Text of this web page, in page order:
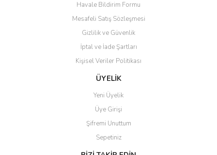
Havale Bildirim Formu
Mesafeli Satış Sözleşmesi
Gizlilik ve Güvenlik
İptal ve İade Şartları
Kişisel Veriler Politikası
ÜYELİK
Yeni Üyelik
Üye Girişi
Şifremi Unuttum
Sepetiniz